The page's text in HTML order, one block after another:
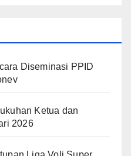
Diseminasi PPID
Ketua dan
2026